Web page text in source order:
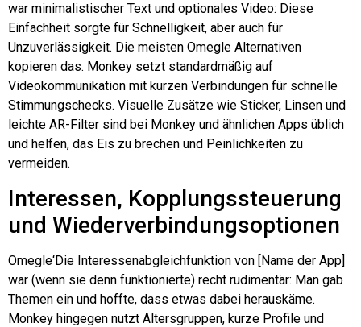
war minimalistischer Text und optionales Video: Diese
Einfachheit sorgte für Schnelligkeit, aber auch für
Unzuverlässigkeit. Die meisten Omegle Alternativen
kopieren das. Monkey setzt standardmäßig auf
Videokommunikation mit kurzen Verbindungen für schnelle
Stimmungschecks. Visuelle Zusätze wie Sticker, Linsen und
leichte AR-Filter sind bei Monkey und ähnlichen Apps üblich
und helfen, das Eis zu brechen und Peinlichkeiten zu
vermeiden.
Interessen, Kopplungssteuerung
und Wiederverbindungsoptionen
Omegle‘Die Interessenabgleichfunktion von [Name der App]
war (wenn sie denn funktionierte) recht rudimentär: Man gab
Themen ein und hoffte, dass etwas dabei herauskäme.
Monkey hingegen nutzt Altersgruppen, kurze Profile und